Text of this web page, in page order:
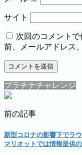
サイト
次回のコメント
前、メールアドレス
プラチナチャレンジ
前の記事
新型コロナの影響下でラ
マリオットでは情報提供